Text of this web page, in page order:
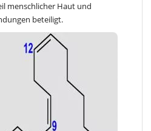
menschlicher Haut und
beteiligt.